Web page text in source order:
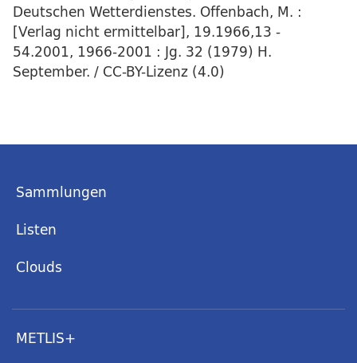
Deutschen Wetterdienstes. Offenbach, M. :
[Verlag nicht ermittelbar], 19.1966,13 -
54.2001, 1966-2001 : Jg. 32 (1979) H.
September. / CC-BY-Lizenz (4.0)
Sammlungen
Listen
Clouds
METLIS+